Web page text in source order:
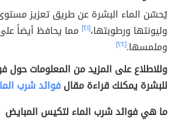
يُحسّن الماء البشرة عن طريق تعزيز
وليونتها ورطوبتها،[٢١]
مما يحافظ أيضاً
وملمسها.[٢٢]
وللاطلاع على المزيد من المعلومات حول
للبشرة يمكنك قراءة مقالفوائد شرب
ما هي فوائد شرب الماء لتكيس المبايض